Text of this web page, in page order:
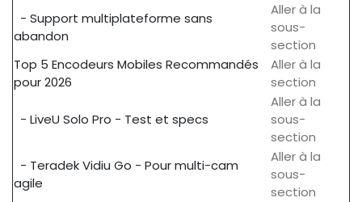
- Support multiplateforme sans
abandon
Aller à la
sous-
section
Top 5 Encodeurs Mobiles Recommandés
pour 2026
Aller à la
section
- LiveU Solo Pro - Test et specs
Aller à la
sous-
section
- Teradek Vidiu Go - Pour multi-cam
agile
Aller à la
sous-
section